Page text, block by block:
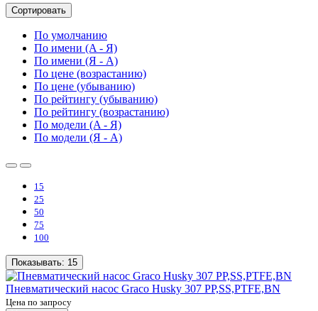
Сортировать
По умолчанию
По имени (A - Я)
По имени (Я - A)
По цене (возрастанию)
По цене (убыванию)
По рейтингу (убыванию)
По рейтингу (возрастанию)
По модели (A - Я)
По модели (Я - A)
15
25
50
75
100
Показывать: 15
Пневматический насос Graco Husky 307 PP,SS,PTFE,BN
Цена по запросу